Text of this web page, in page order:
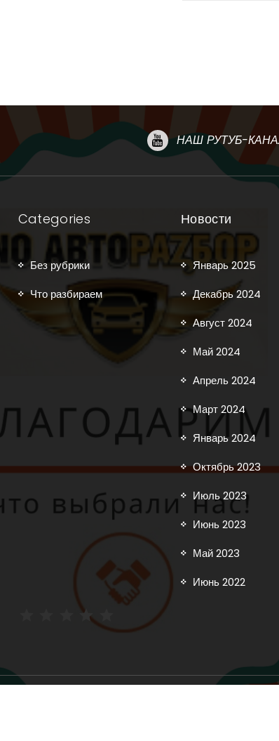
НАШ РУТУБ-
Categories
Без рубрики
Что разбираем
Новости
Январь 2025
Декабрь 2024
Август 2024
Май 2024
Апрель 2024
Март 2024
Январь 2024
Октябрь 2023
Июль 2023
Июнь 2023
Май 2023
Июнь 2022
Рейтинг: 5 из 5.